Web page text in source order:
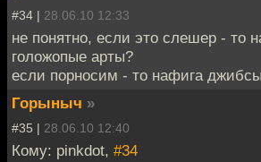
#34 | 28.06.10 12:33
не понятно, если это слешер - то
голожопые арты?
если порносим - то нафига джибсы
Горыныч »
#35 | 28.06.10 12:40
Кому: pinkdot, #34